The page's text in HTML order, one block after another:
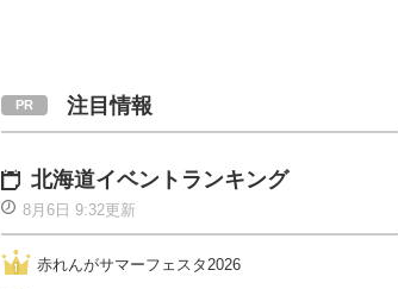
注目情報
北海道イベントランキング
8月6日 9:32更新
赤れんがサマーフェスタ2026